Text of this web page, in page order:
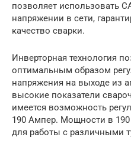
позволяет использовать
напряжении в сети,
качество сварки.
Инверторная технология
оптимальным образом
напряжения на выходе из
высокие показатели
имеется возможность
190 Ампер. Мощности в 190
для работы с различными